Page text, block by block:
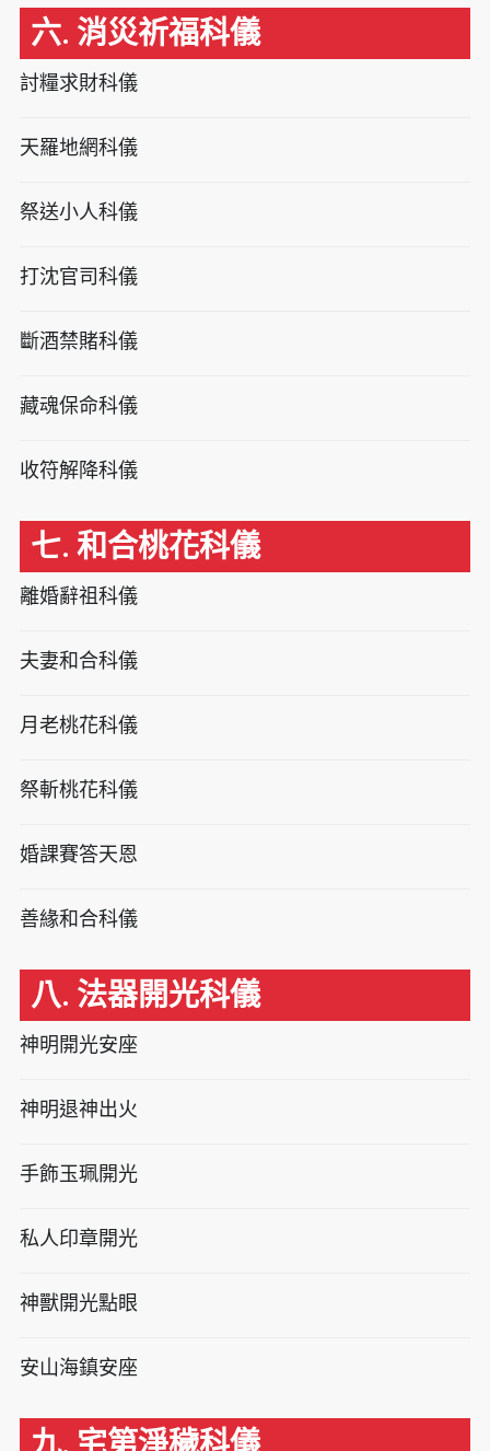
六. 消災祈福科儀
討糧求財科儀
天羅地網科儀
祭送小人科儀
打沈官司科儀
斷酒禁賭科儀
藏魂保命科儀
收符解降科儀
七. 和合桃花科儀
離婚辭祖科儀
夫妻和合科儀
月老桃花科儀
祭斬桃花科儀
婚課賽答天恩
善緣和合科儀
八. 法器開光科儀
神明開光安座
神明退神出火
手飾玉珮開光
私人印章開光
神獸開光點眼
安山海鎮安座